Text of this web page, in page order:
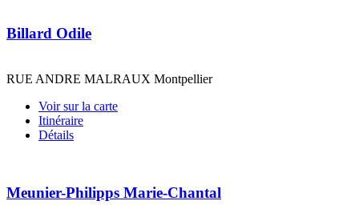
Billard Odile
RUE ANDRE MALRAUX Montpellier
Voir sur la carte
Itinéraire
Détails
Meunier-Philipps Marie-Chantal